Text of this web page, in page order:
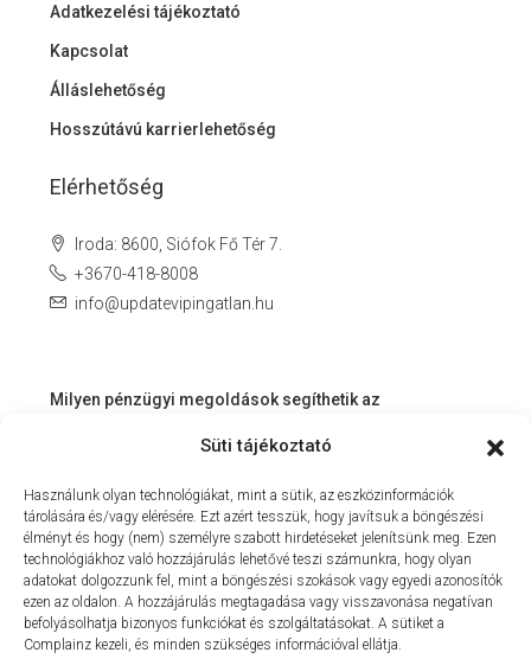
Süti tájékoztató
Használunk olyan technológiákat, mint a sütik, az eszközinformációk
tárolására és/vagy elérésére. Ezt azért tesszük, hogy javítsuk a böngészési
élményt és hogy (nem) személyre szabott hirdetéseket jelenítsünk meg. Ezen
technológiákhoz való hozzájárulás lehetővé teszi számunkra, hogy olyan
adatokat dolgozzunk fel, mint a böngészési szokások vagy egyedi azonosítók
ezen az oldalon. A hozzájárulás megtagadása vagy visszavonása negatívan
befolyásolhatja bizonyos funkciókat és szolgáltatásokat. A sütiket a
Complainz kezeli, és minden szükséges információval ellátja.
Adatkezelési tájékoztató
Kapcsolat
Álláslehetőség
Hosszútávú karrierlehetőség
Elérhetőség
Iroda: 8600, Siófok Fő Tér 7.
+3670-418-8008
info@updatevipingatlan.hu
Milyen pénzügyi megoldások segíthetik az
szolgáltatás a Balaton környékén
MIT KÍNÁLHAT SZÁMUNKRA EGY INGATLANIRODA VEVŐI
ÉS ELADÓI NÉZŐPONTBÓL?
MILYEN KÖLTSÉGEKKEL KELL SZÁMOLNUNK
INGATLANVÁSÁRLÁS SORÁN?